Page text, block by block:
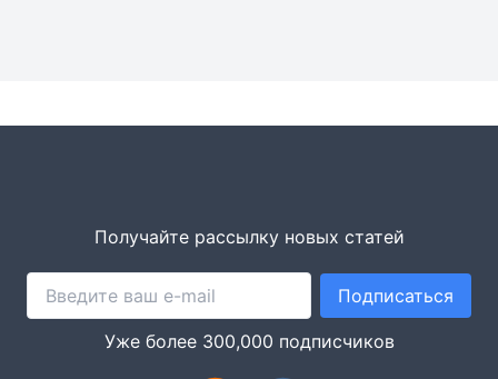
Получайте рассылку новых статей
Подписаться
Уже более 300,000 подписчиков